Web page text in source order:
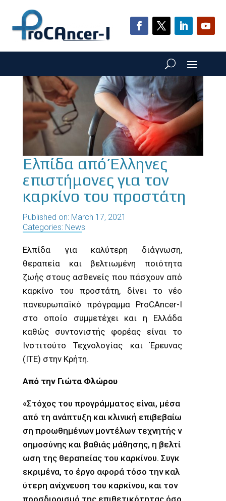
Ελπίδα από Έλληνες
επιστήμονες για τον
καρκίνο του προστάτη
Published on: March 17, 2021
Categories: News
Ελπίδα για καλύτερη διάγνωση,
θεραπεία και βελτιωμένη ποιότητα
ζωής στους ασθενείς που πάσχουν από
καρκίνο του προστάτη, δίνει το νέο
πανευρωπαϊκό πρόγραμμα ProCAncer-I
στο οποίο συμμετέχει και η Ελλάδα
καθώς συντονιστής φορέας είναι το
Ινστιτούτο Τεχνολογίας και Έρευνας
(ΙΤΕ) στην Κρήτη.
Από την Γιώτα Φλώρου
«Στόχος του προγράμματος είναι, μέσα
από τη ανάπτυξη και κλινική επιβεβαίω
ση προωθημένων μοντέλων τεχνητής ν
οημοσύνης και βαθιάς μάθησης, η βελτί
ωση της θεραπείας του καρκίνου. Συγκ
εκριμένα, το έργο αφορά τόσο την καλ
ύτερη ανίχνευση του καρκίνου, και τον
προσδιορισμό της επιθετικότητας όσο